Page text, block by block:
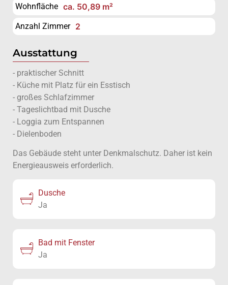
Wohnfläche ca. 50,89 m²
Anzahl Zimmer 2
Ausstattung
- praktischer Schnitt
- Küche mit Platz für ein Esstisch
- großes Schlafzimmer
- Tageslichtbad mit Dusche
- Loggia zum Entspannen
- Dielenboden
Das Gebäude steht unter Denkmalschutz. Daher ist kein
Energieausweis erforderlich.
Dusche
Ja
Bad mit Fenster
Ja